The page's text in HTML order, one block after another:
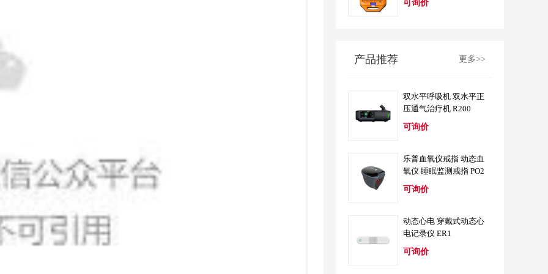
可询价
产品推荐 更多>>
双水平呼吸机 双水平正
压通气治疗机 R200
可询价
乐普血氧仪戒指 动态血
氧仪 睡眠监测戒指 PO2
可询价
动态心电 穿戴式动态心
电记录仪 ER1
可询价